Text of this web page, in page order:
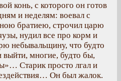
конь, с которого он готов
и неделям: воевал с
братиею, строчил царю
нудил все про корм и
небывальщину, что будто
многие, будто бы,
Старик просто лгал и
Он был жалок.